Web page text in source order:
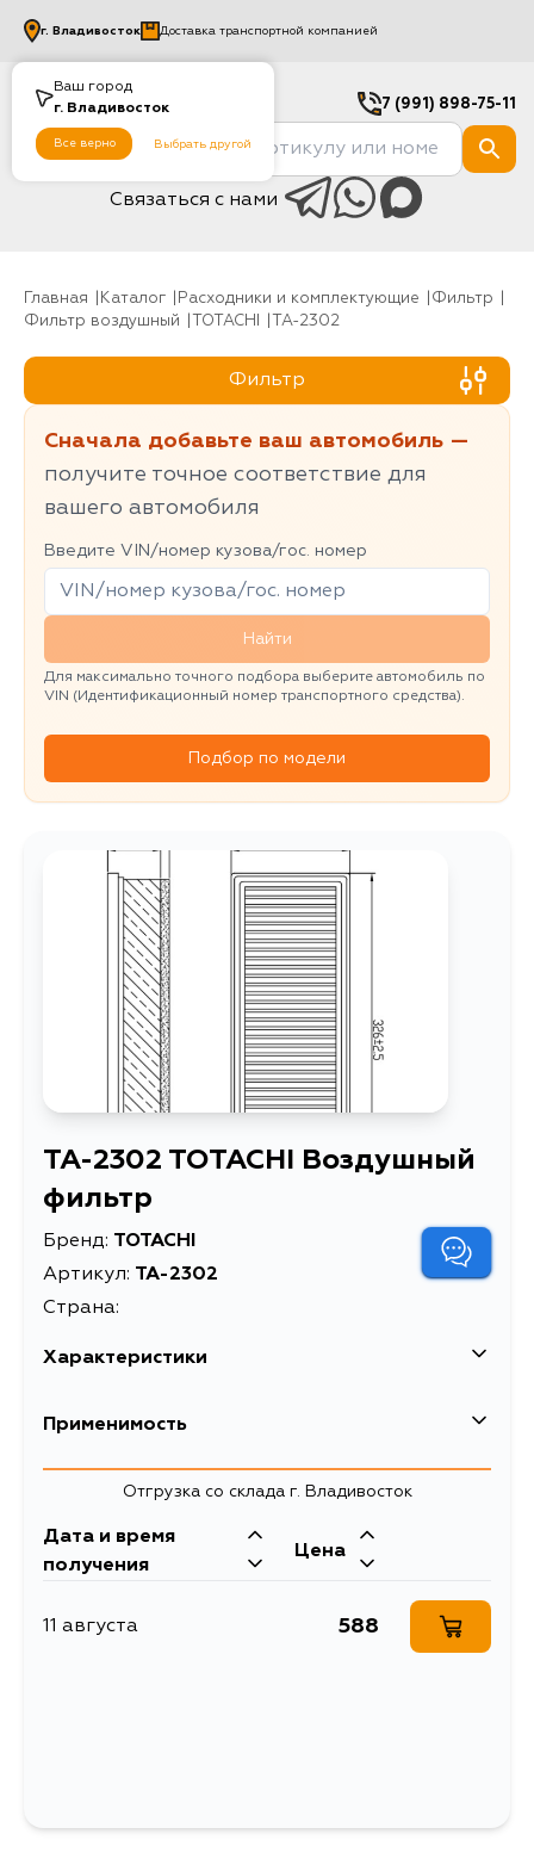
Ваш город
г. Владивосток
Все верно Выбрать другой
г. Владивосток Доставка транспортной компанией
7 (991) 898-75-11
Связаться с нами
Главная Каталог Расходники и комплектующие
фильтр
Фильтр воздушный
TOTACHI TA-2302
Фильтр
Сначала добавьте ваш автомобиль —
получите точное соответствие для
вашего автомобиля
Введите VIN/номер кузова/гос. номер
Найти
Для максимально точного подбора выберите автомобиль по
VIN (Идентификационный номер транспортного средства).
Подбор по модели
TA-2302 TOTACHI Воздушный
фильтр
Бренд: TOTACHI
Артикул: TA-2302
Страна:
Характеристики
Масса, кг
Товарная группа воздушные фильтры
Применимость
Отгрузка со склада г. Владивосток
Дата и время
получения
Цена
11 августа 588